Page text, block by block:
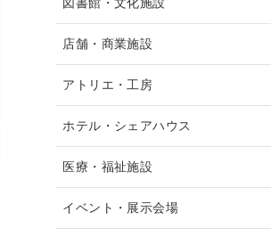
店舗・商業施設
アトリエ・工房
ホテル・シェアハウス
医療・福祉施設
イベント・展示会場